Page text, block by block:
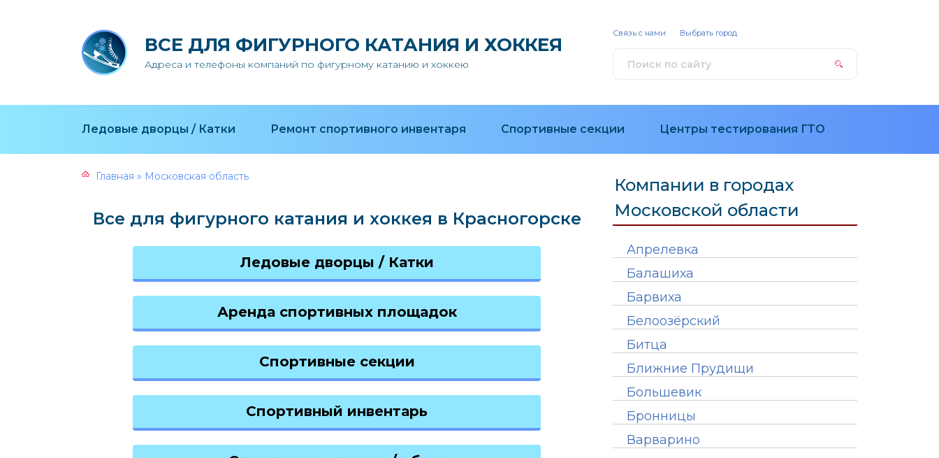
ВСЕ ДЛЯ ФИГУРНОГО КАТАНИЯ И ХОККЕЯ
Адреса и телефоны компаний по фигурному катанию и хоккею
Ледовые дворцы / Катки Ремонт спортивного инвентаря Спортивные секции Центры тестирования ГТО
Связь с нами Выбрать город
Главная » Московская область
Все для фигурного катания и хоккея в Красногорске
Ледовые дворцы / Катки
Аренда спортивных площадок
Спортивные секции
Спортивный инвентарь
Компании в городах
Московской области
Апрелевка
Балашиха
Барвиха
Белоозёрский
Битца
Ближние Прудищи
Большевик
Бронницы
Варварино